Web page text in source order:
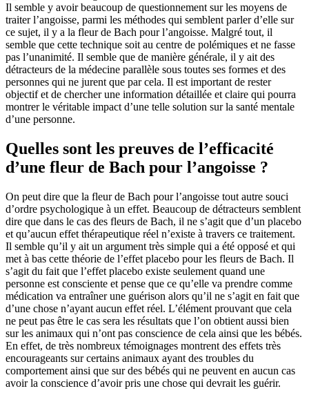
Il semble y avoir beaucoup de questionnement sur les moyens de
traiter l’angoisse, parmi les méthodes qui semblent parler d’elle sur
ce sujet, il y a la fleur de Bach pour l’angoisse. Malgré tout, il
semble que cette technique soit au centre de polémiques et ne fasse
pas l’unanimité. Il semble que de manière générale, il y ait des
détracteurs de la médecine parallèle sous toutes ses formes et des
personnes qui ne jurent que par cela. Il est important de rester
objectif et de chercher une information détaillée et claire qui pourra
montrer le véritable impact d’une telle solution sur la santé mentale
d’une personne.
Quelles sont les preuves de l’efficacité
d’une fleur de Bach pour l’angoisse ?
On peut dire que la fleur de Bach pour l’angoisse tout autre souci
d’ordre psychologique à un effet. Beaucoup de détracteurs semblent
dire que dans le cas des fleurs de Bach, il ne s’agit que d’un placebo
et qu’aucun effet thérapeutique réel n’existe à travers ce traitement.
Il semble qu’il y ait un argument très simple qui a été opposé et qui
met à bas cette théorie de l’effet placebo pour les fleurs de Bach. Il
s’agit du fait que l’effet placebo existe seulement quand une
personne est consciente et pense que ce qu’elle va prendre comme
médication va entraîner une guérison alors qu’il ne s’agit en fait que
d’une chose n’ayant aucun effet réel. L’élément prouvant que cela
ne peut pas être le cas sera les résultats que l’on obtient aussi bien
sur les animaux qui n’ont pas conscience de cela ainsi que les bébés.
En effet, de très nombreux témoignages montrent des effets très
encourageants sur certains animaux ayant des troubles du
comportement ainsi que sur des bébés qui ne peuvent en aucun cas
avoir la conscience d’avoir pris une chose qui devrait les guérir.